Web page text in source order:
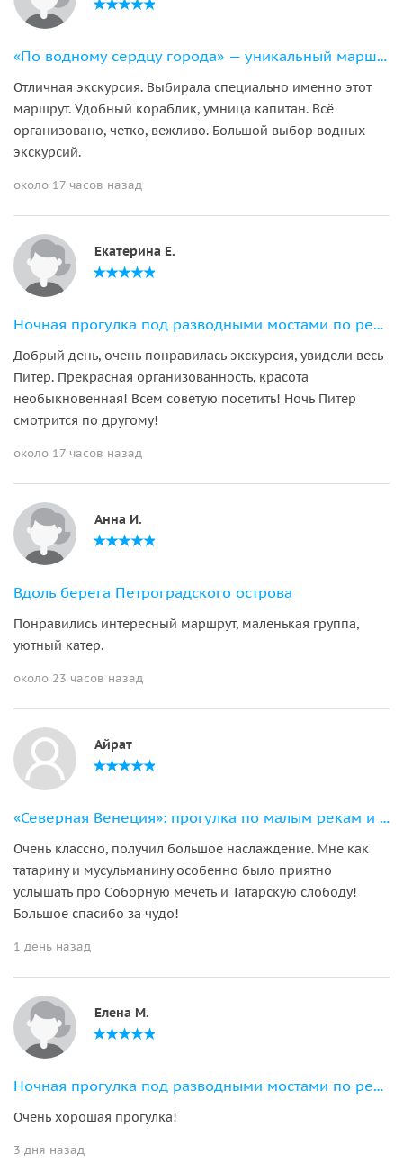
«По водному сердцу города» — уникальный маршрут на 11-местном катере
Отличная экскурсия. Выбирала специально именно этот
маршрут. Удобный кораблик, умница капитан. Всё
организовано, четко, вежливо. Большой выбор водных
экскурсий.
около 17 часов назад
Екатерина Е.
Ночная прогулка под разводными мостами по рекам и каналам Петербурга
Добрый день, очень понравилась экскурсия, увидели весь
Питер. Прекрасная организованность, красота
необыкновенная! Всем советую посетить! Ночь Питер
смотрится по другому!
около 17 часов назад
Анна И.
Вдоль берега Петроградского острова
Понравились интересный маршрут, маленькая группа,
уютный катер.
около 23 часов назад
Айрат
«Северная Венеция»: прогулка по малым рекам и каналам Петербурга
Очень классно, получил большое наслаждение. Мне как
татарину и мусульманину особенно было приятно
услышать про Соборную мечеть и Татарскую слободу!
Большое спасибо за чудо!
1 день назад
Елена М.
Ночная прогулка под разводными мостами по рекам и каналам Петербурга
Очень хорошая прогулка!
3 дня назад